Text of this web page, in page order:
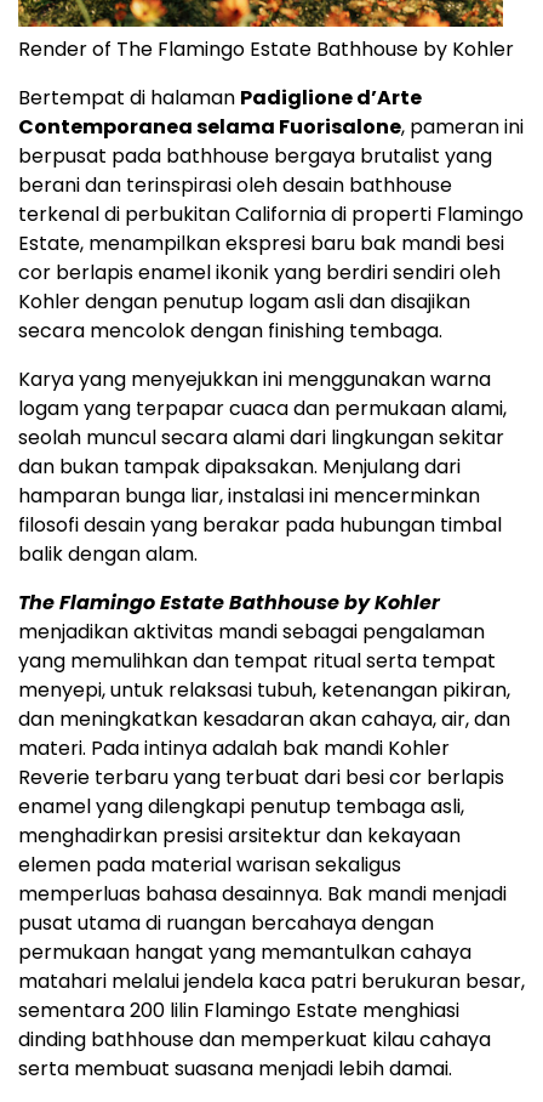
Render of The Flamingo Estate Bathhouse by Kohler
Bertempat di halaman Padiglione d’Arte
Contemporanea selama Fuorisalone, pameran ini
berpusat pada bathhouse bergaya brutalist yang
berani dan terinspirasi oleh desain bathhouse
terkenal di perbukitan California di properti Flamingo
Estate, menampilkan ekspresi baru bak mandi besi
cor berlapis enamel ikonik yang berdiri sendiri oleh
Kohler dengan penutup logam asli dan disajikan
secara mencolok dengan finishing tembaga.
Karya yang menyejukkan ini menggunakan warna
logam yang terpapar cuaca dan permukaan alami,
seolah muncul secara alami dari lingkungan sekitar
dan bukan tampak dipaksakan. Menjulang dari
hamparan bunga liar, instalasi ini mencerminkan
filosofi desain yang berakar pada hubungan timbal
balik dengan alam.
The Flamingo Estate Bathhouse by Kohler
menjadikan aktivitas mandi sebagai pengalaman
yang memulihkan dan tempat ritual serta tempat
menyepi, untuk relaksasi tubuh, ketenangan pikiran,
dan meningkatkan kesadaran akan cahaya, air, dan
materi. Pada intinya adalah bak mandi Kohler
Reverie terbaru yang terbuat dari besi cor berlapis
enamel yang dilengkapi penutup tembaga asli,
menghadirkan presisi arsitektur dan kekayaan
elemen pada material warisan sekaligus
memperluas bahasa desainnya. Bak mandi menjadi
pusat utama di ruangan bercahaya dengan
permukaan hangat yang memantulkan cahaya
matahari melalui jendela kaca patri berukuran besar,
sementara 200 lilin Flamingo Estate menghiasi
dinding bathhouse dan memperkuat kilau cahaya
serta membuat suasana menjadi lebih damai.